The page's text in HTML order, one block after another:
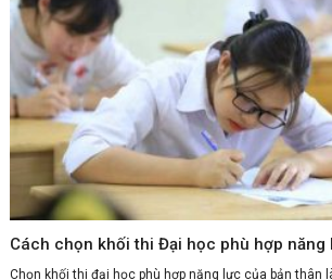
Cách chọn khối thi Đại học phù hợp năng
Chọn khối thi đại học phù hợp năng lực của bản thân